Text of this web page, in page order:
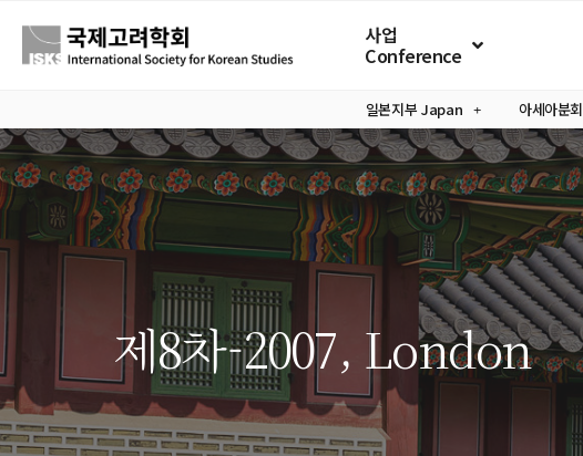
사업
Conference
일본지부 Japan 아세아분회
제8차-2007, London